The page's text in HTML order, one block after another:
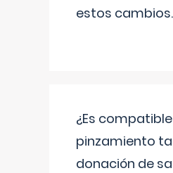
estos
¿Es
pinzamiento
donación de